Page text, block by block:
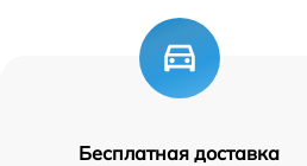
Бесплатная доставка